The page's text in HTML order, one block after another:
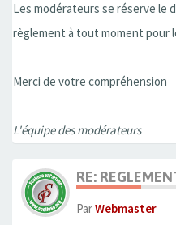
Les modérateurs se réserve le
règlement à tout moment pour
Merci de votre compréhension
L'équipe des modérateurs
RE:
ParWebmaster